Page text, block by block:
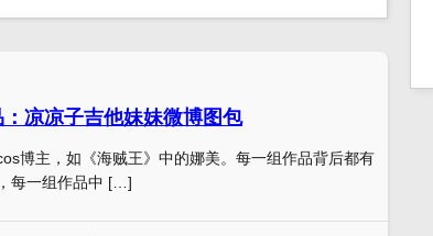
凉凉子吉他妹妹微博图包
博主，如《海贼王》中的娜美。每一组作品背后都有
每一组作品中 […]